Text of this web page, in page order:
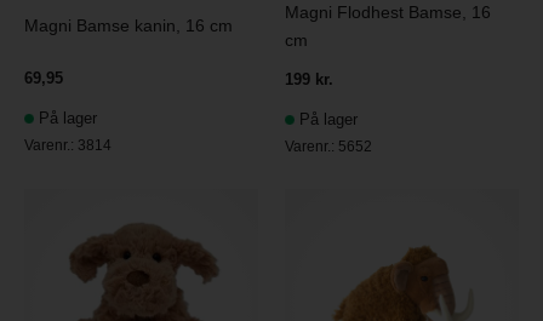
Magni Bamse kanin, 16 cm
69,95
På lager
Varenr.: 3814
Magni Flodhest Bamse, 16
cm
199 kr.
På lager
Varenr.: 5652